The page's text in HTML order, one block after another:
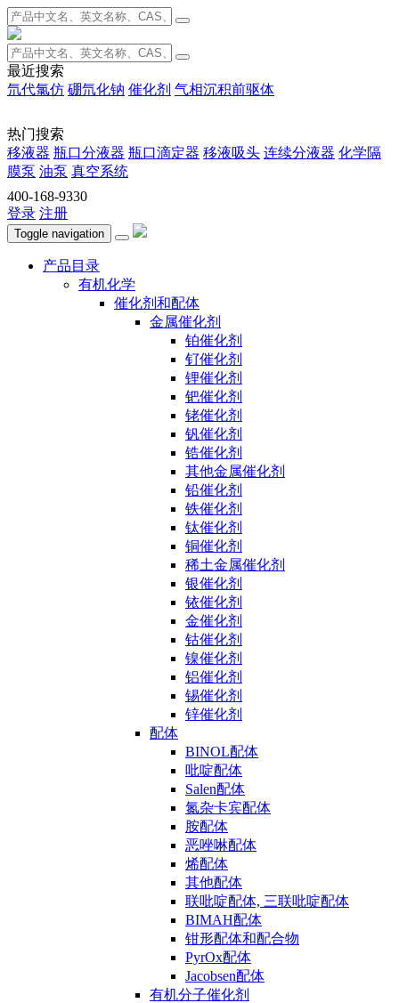
最近搜索
氘代氯仿 硼氘化钠 催化剂 气相沉积前驱体
热门搜索
移液器 瓶口分液器 瓶口滴定器 移液吸头 连续分液器 化学隔
膜泵 油泵 真空系统
400-168-9330
登录 注册
Toggle navigation
产品目录
有机化学
催化剂和配体
金属催化剂
铂催化剂
钌催化剂
锂催化剂
钯催化剂
铑催化剂
钒催化剂
锆催化剂
其他金属催化剂
铅催化剂
铁催化剂
钛催化剂
铜催化剂
稀土金属催化剂
银催化剂
铱催化剂
金催化剂
钴催化剂
镍催化剂
铝催化剂
锡催化剂
锌催化剂
配体
BINOL配体
吡啶配体
Salen配体
氮杂卡宾配体
胺配体
恶唑啉配体
烯配体
其他配体
联吡啶配体, 三联吡啶配体
BIMAH配体
钳形配体和配合物
PyrOx配体
Jacobsen配体
有机分子催化剂